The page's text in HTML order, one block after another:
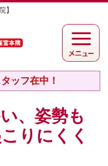
】
ッフ在中！
、姿勢も
りにくく